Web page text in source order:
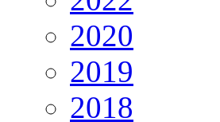
2020
2019
2018